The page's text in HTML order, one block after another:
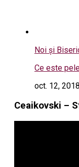
Noi și
Ce este
oct. 12, 2018
Ceaikovski –